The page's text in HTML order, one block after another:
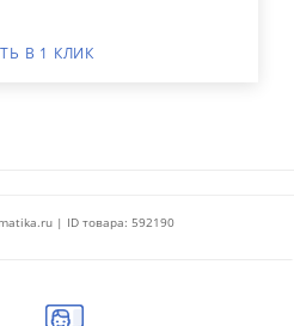
В 1 КЛИК
| ID товара: 592190